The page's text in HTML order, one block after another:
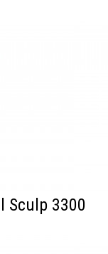
Sculp 3300